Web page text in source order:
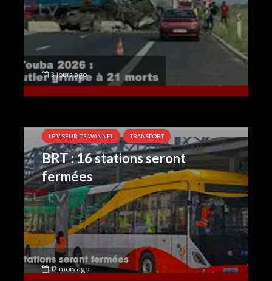
3 jours ago
LE VISEUR DE WANNEL TRANSPORT
BRT : 16 stations seront
fermées
12 mois ago